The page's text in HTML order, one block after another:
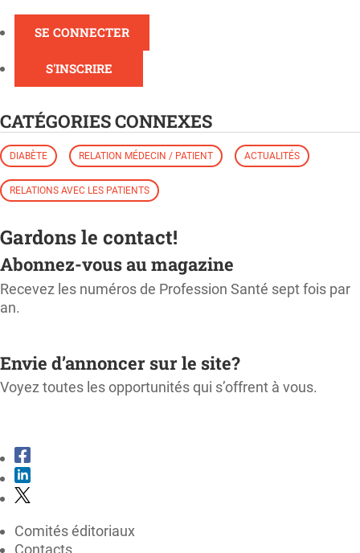
SE CONNECTER
S'INSCRIRE
CATÉGORIES CONNEXES
DIABÈTE RELATION MÉDECIN / PATIENT ACTUALITÉS
RELATIONS AVEC LES PATIENTS
Gardons le contact!
Abonnez-vous au magazine
Recevez les numéros de Profession Santé sept fois par
an.
Envie d’annoncer sur le site?
Voyez toutes les opportunités qui s’offrent à vous.
Comités éditoriaux